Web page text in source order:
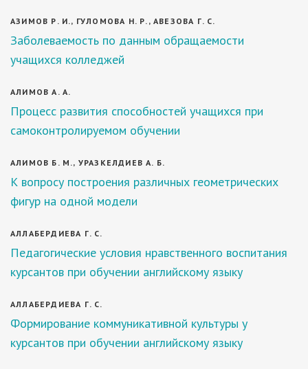
АЗИМОВ Р. И., ГУЛОМОВА Н. Р., АВЕЗОВА Г. С.
Заболеваемость по данным обращаемости
учащихся колледжей
АЛИМОВ А. А.
Процесс развития способностей учащихся при
самоконтролируемом обучении
АЛИМОВ Б. М., УРАЗКЕЛДИЕВ А. Б.
К вопросу построения различных геометрических
фигур на одной модели
АЛЛАБЕРДИЕВА Г. С.
Педагогические условия нравственного воспитания
курсантов при обучении английскому языку
АЛЛАБЕРДИЕВА Г. С.
Формирование коммуникативной культуры у
курсантов при обучении английскому языку